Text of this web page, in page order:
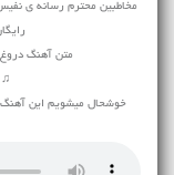
مخاطبین محترم رسانه ی
رایگان و
متن آهنگ
♫
خوشحال میشویم این آهنگ